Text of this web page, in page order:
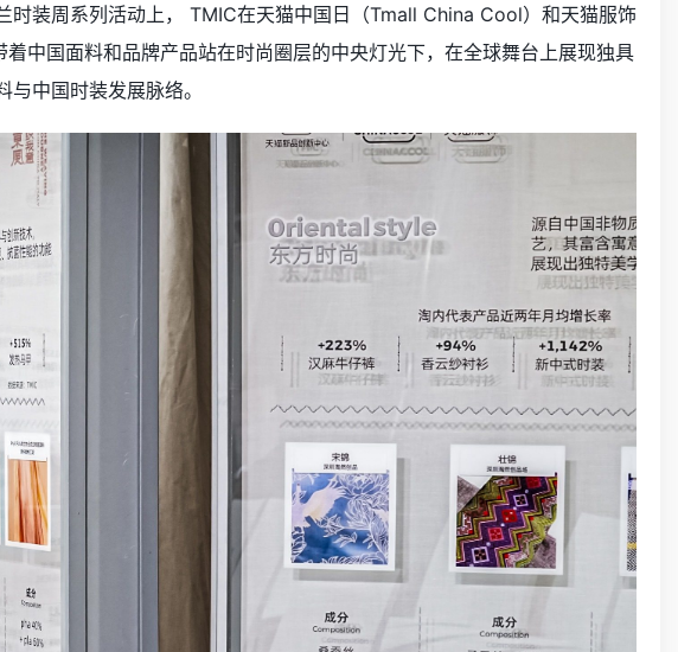
装周系列活动上， TMIC在天猫中国日（Tmall China Cool）和天猫服饰
中国面料和品牌产品站在时尚圈层的中央灯光下，在全球舞台上展现独具
中国时装发展脉络。